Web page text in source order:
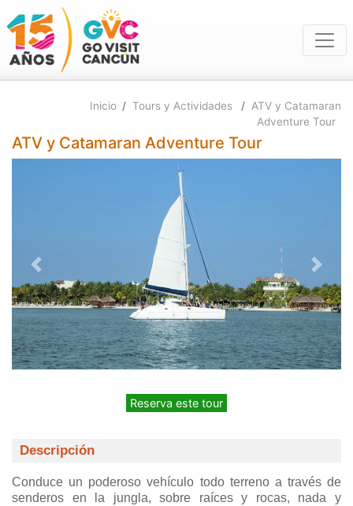
Inicio / Tours y Actividades / ATV y Catamaran
Adventure Tour
ATV y Catamaran Adventure Tour
Reserva este tour
Descripción
Conduce un poderoso vehículo todo terreno a través de
senderos en la jungla, sobre raíces y rocas, nada y